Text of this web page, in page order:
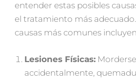
entender estas posibles
el tratamiento más
causas más comunes
Lesiones Físicas:
accidentalmente,